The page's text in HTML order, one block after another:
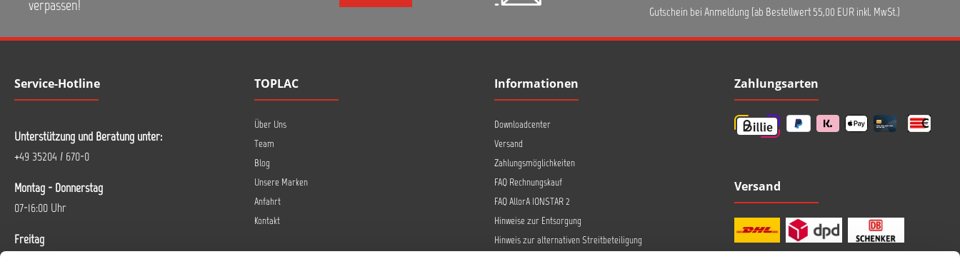
verpassen!
Gutschein bei Anmeldung (ab Bestellwert 55,00 EUR inkl. MwSt.)
Service-Hotline
Unterstützung und Beratung unter:
+49 35204 / 670-0
Montag - Donnerstag
07-16:00 Uhr
Freitag
TOPLAC
Über Uns
Team
Blog
Unsere Marken
Anfahrt
Kontakt
Informationen
Downloadcenter
Versand
Zahlungsmöglichkeiten
FAQ Rechnungskauf
FAQ AllorA IONSTAR 2
Hinweise zur Entsorgung
Hinweis zur alternativen Streitbeteiligung
Zahlungsarten
Versand